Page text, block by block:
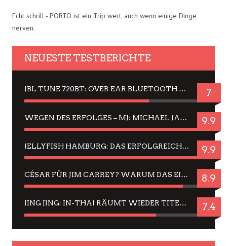
Echt schrill - PORTO ist ein Trip wert, auch wenn einige Dinge
nerven.
NEUESTE TESTBERICHTE
JBL TUNE 720BT: OVER EAR BLUETOOTH KOPFHÖRER UM DIE 50,-€ IM DAUER-TEST 7
WEGEN DES ERFOLGES – MJ: MICHAEL JACKSON MUSICAL IN EINER MATINEE SEHEN 9.9
JELLYFISH HAMBURG: DAS ERFOLGREICHE SOMMER-MENÜ 2025 IN GEFÜHLEN UND BILDERN 9.9
CÉSAR FÜR JIM CARREY? WARUM DAS EINER DER NERVIGSTEN ACTORS IST UND BLEIBT 8.9
JING JING: IN-THAI RÄUMT WIEDER TITEL AB – EIN ZWEI-STUNDEN-ERLEBNISBERICHT 7.4